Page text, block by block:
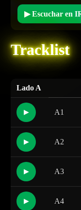
▶ Escuchar en
Tracklist
Lado A
▶ A1
▶ A2
▶ A3
▶ A4